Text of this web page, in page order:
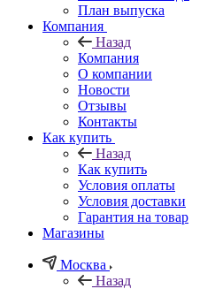
План выпуска
Компания
Назад
Компания
О компании
Новости
Отзывы
Контакты
Как купить
Назад
Как купить
Условия оплаты
Условия доставки
Гарантия на товар
Магазины
Москва
Назад